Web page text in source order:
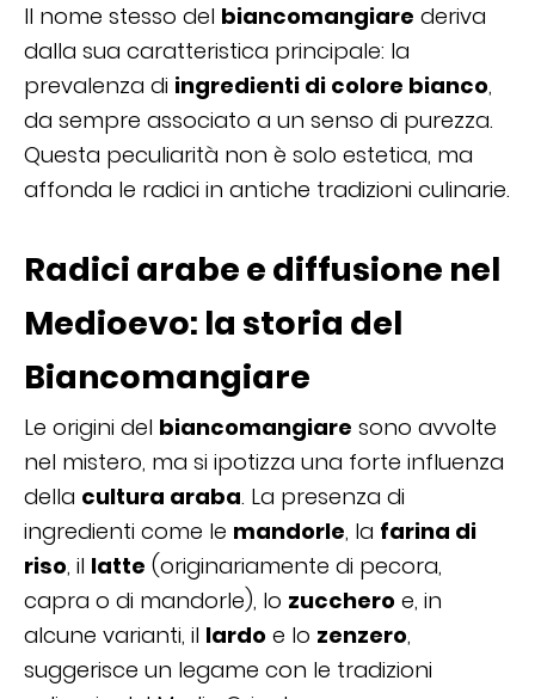
Il nome stesso del biancomangiare deriva
dalla sua caratteristica principale: la
prevalenza di ingredienti di colore bianco,
da sempre associato a un senso di purezza.
Questa peculiarità non è solo estetica, ma
affonda le radici in antiche tradizioni culinarie.
Radici arabe e diffusione nel
Medioevo: la storia del
Biancomangiare
Le origini del biancomangiare sono avvolte
nel mistero, ma si ipotizza una forte influenza
della cultura araba. La presenza di
ingredienti come le mandorle, la farina di
riso, il latte (originariamente di pecora,
capra o di mandorle), lo zucchero e, in
alcune varianti, il lardo e lo zenzero,
suggerisce un legame con le tradizioni